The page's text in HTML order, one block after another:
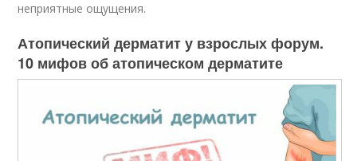
неприятные ощущения.
Атопический дерматит у взрослых форум.
10 мифов об атопическом дерматите